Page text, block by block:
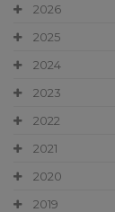
2026
2025
2024
2023
2022
2021
2020
2019